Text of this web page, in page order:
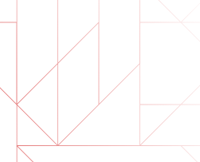
— návrh, vývoj, nasazení.
rizik ve vašem software.
projektu, který se